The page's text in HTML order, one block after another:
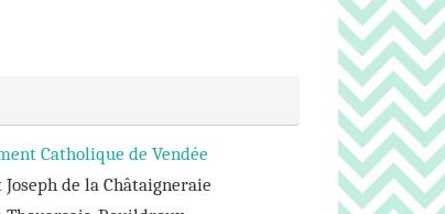
Catholique de Vendée
Joseph de la Châtaigneraie